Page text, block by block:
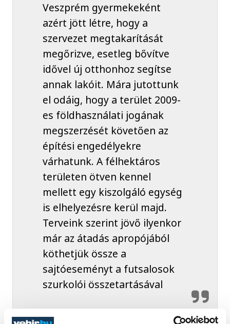
Veszprém gyermekeként
azért jött létre, hogy a
szervezet megtakarítását
megőrizve, esetleg bővítve
idővel új otthonhoz segítse
annak lakóit. Mára jutottunk
el odáig, hogy a terület 2009-
es földhasználati jogának
megszerzését követően az
építési engedélyekre
várhatunk. A félhektáros
területen ötven kennel
mellett egy kiszolgáló egység
is elhelyezésre kerül majd.
Terveink szerint jövő ilyenkor
már az átadás apropójából
köthetjük össze a
sajtóeseményt a futsalosok
szurkolói összetartásával